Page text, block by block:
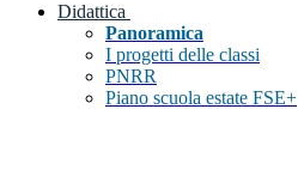
Didattica
Panoramica
I progetti delle classi
PNRR
Piano scuola estate FSE+